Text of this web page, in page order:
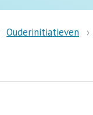
Ouderinitiatieven